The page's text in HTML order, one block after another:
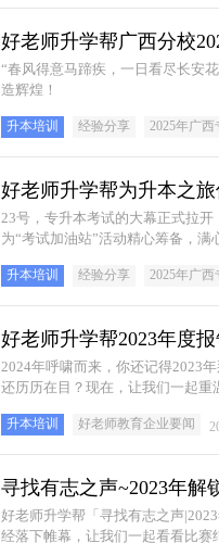
好老师升学帮广西分校
“春风得意马蹄疾，一日看尽长安
造辉煌！
升本培训 经验分享 2025年广西
好老师升学帮为升本之
23号，专升本考试的大幕正式拉
为“考试加油站”活动精心筹备，
升本培训 经验分享 2025年广西
好老师升学帮2023年度
2024年呼啸而来，你还记得2023
还历历在目？现在，让我们一起重
升本培训 好老师教育企业要闻
寻找有志之声~2023年解
好老师升学帮「寻找有志之声
经落下帷幕，让我们一起看看比赛